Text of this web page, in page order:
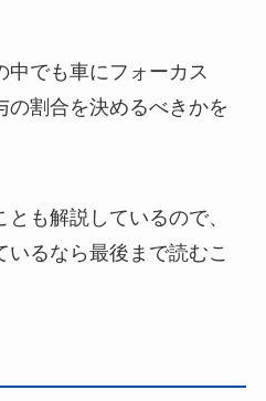
中でも車にフォーカス
の割合を決めるべきかを
も解説しているので、
るなら最後まで読むこ